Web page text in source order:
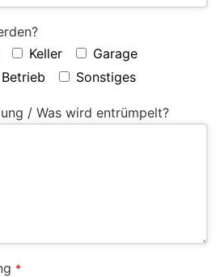
Keller
Garage
Betrieb Sonstiges
/ Was wird entrümpelt?
*